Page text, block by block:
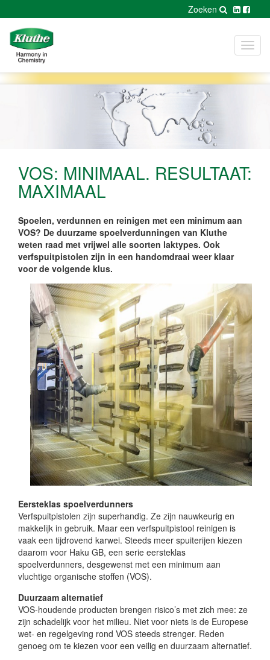
Zoeken
VOS: MINIMAAL. RESULTAAT:
MAXIMAAL
Spoelen, verdunnen en reinigen met een minimum aan
VOS? De duurzame spoelverdunningen van Kluthe
weten raad met vrijwel alle soorten laktypes. Ook
verfspuitpistolen zijn in een handomdraai weer klaar
voor de volgende klus.
Eersteklas spoelverdunners
Verfspuitpistolen zijn superhandig. Ze zijn nauwkeurig en
makkelijk in gebruik. Maar een verfspuitpistool reinigen is
vaak een tijdrovend karwei. Steeds meer spuiterijen kiezen
daarom voor Haku GB, een serie eersteklas
spoelverdunners, desgewenst met een minimum aan
vluchtige organische stoffen (VOS).
Duurzaam alternatief
VOS-houdende producten brengen risico’s met zich mee: ze
zijn schadelijk voor het milieu. Niet voor niets is de Europese
wet- en regelgeving rond VOS steeds strenger. Reden
genoeg om te kiezen voor een veilig en duurzaam alternatief.